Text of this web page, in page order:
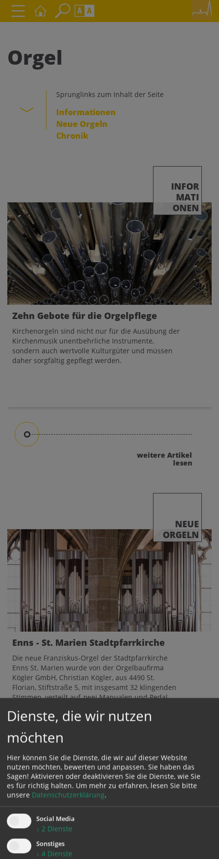
Schriftgröße
A
Kontrasteinstellungen
A A A A
Orgel
Sprunglinks zum Inhalt der Seite
Informationen
Neue Orgeln
Chronik
INFOR
MATI
ONEN
Zehn Gebote für die Orgelpflege
Kirchenorgeln sind nicht nur für die Ausübung der
Kirchenmusik unentbehrliche Instrumente,
sondern auch wertvolle Kulturgüter und müssen
daher sorgfältig gepflegt werden.
weitere Artikel
lesen
NEUE
ORGELN
Enns - St. Marien Stadtpfarrkirche
Die neue Franziskus-Orgel der Stadtpfarrkirche
Enns St. Marien wurde von der Orgelbaufirma
Kögler GmbH, Christian Kögler, aus 4490 St.
Florian, Stiftstraße 5, mit insgesamt 32 klingenden
Stimmen, verteilt auf zwei Manualen und Pedal,
Orgelgehäuses nahm das Künstlerehepaar Mary
Fernety und Christoph Herndler vor.
weitere Artikel
lesen
Dienste, die wir nutzen
möchten
Hier können Sie die Dienste, die wir auf dieser Website
nutzen möchten, bewerten und anpassen. Sie haben das
Sagen! Aktivieren oder deaktivieren Sie die Dienste, wie Sie
es für richtig halten. Um mehr zu erfahren, lesen Sie bitte
unsere Datenschutzerklärung.
Social Media
↓ 2 Dienste
Sonstiges
↓ 4 Dienste